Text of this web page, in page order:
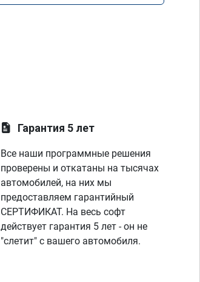
Гарантия 5 лет
Все наши программные решения
проверены и откатаны на тысячах
автомобилей, на них мы
предоставляем гарантийный
СЕРТИФИКАТ. На весь софт
действует гарантия 5 лет - он не
"слетит" с вашего автомобиля.